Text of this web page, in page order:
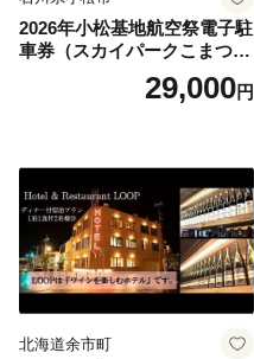
2026年小松基地航空祭電子駐
車券（スカイパークこまつ
翼） 駐車場 シャトルバスの
りばすぐ 石川県 小松市
29,000円
北海道余市町